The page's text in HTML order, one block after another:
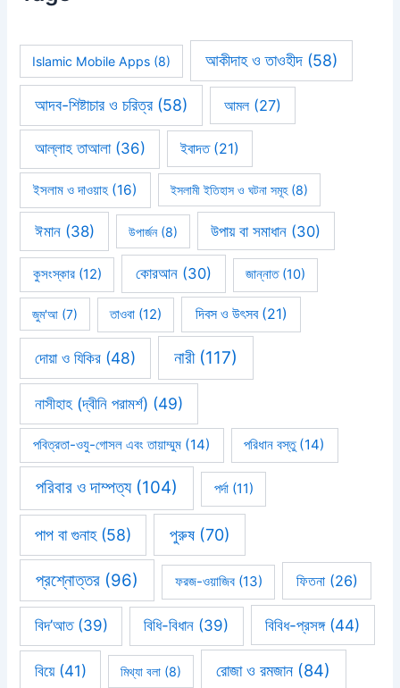
Islamic Mobile Apps (8) আকীদাহ ও তাওহীদ(58)
আদব-শিষ্টাচার ও চরিত্র(58) আমল(27)
আল্লাহ তাআলা(36) ইবাদত(21)
ইসলাম ও দাওয়াহ (16) ইসলামী ইতিহাস ও ঘটনা সমূহ(8)
ঈমান(38) উপার্জন(8) উপায় বা সমাধান (30)
কুসংস্কার(12) কোরআন (30) জান্নাত(10)
জুম'আ (7) তাওবা (12) দিবস ও উৎসব(21)
দোয়া ও যিকির (48) নারী(117)
নাসীহাহ (দ্বীনি পরামর্শ) (49)
পবিত্রতা-ওযু-গোসল এবং তায়াম্মুম (14) পরিধান বস্তু(14)
পরিবার ও দাম্পত্য(104) পর্দা(11)
পাপ বা গুনাহ(58) পুরুষ(70)
প্রশ্নোত্তর (96) ফরজ-ওয়াজিব(13) ফিতনা(26)
বিদ’আত(39) বিধি-বিধান (39) বিবিধ-প্রসঙ্গ(44)
বিয়ে(41) মিথ্যা বলা(8) রোজা ও রমজান (84)